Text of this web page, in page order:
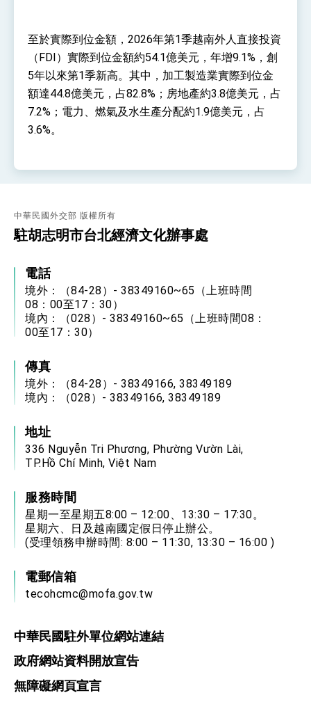
我國政府將在美國亞利桑納州設立「駐鳳凰城辦
事處」，進一步深化台美交流合作
至於實際到位金額，2026年第1季越南外人直接投資
（FDI）實際到位金額約54.1億美元，年增9.1%，創
5年以來第1季新高。其中，加工製造業實際到位金
額達44.8億美元，占82.8%；房地產約3.8億美元，占
7.2%；電力、燃氣及水生產分配約1.9億美元，占
3.6%。
中華民國外交部 版權所有
駐胡志明市台北經濟文化辦事處
電話
境外：（84-28）- 38349160~65（上班時間
08：00至17：30）
境內：（028）- 38349160~65（上班時間08：
00至17：30）
傳真
境外：（84-28）- 38349166, 38349189
境內：（028）- 38349166, 38349189
地址
336 Nguyễn Tri Phương, Phường Vườn Lài,
TP.Hồ Chí Minh, Việt Nam
服務時間
星期一至星期五8:00 – 12:00、13:30 – 17:30。
星期六、日及越南國定假日停止辦公。
(受理領務申辦時間: 8:00 – 11:30, 13:30 – 16:00 )
電郵信箱
tecohcmc@mofa.gov.tw
中華民國駐外單位網站連結
政府網站資料開放宣告
無障礙網頁宣言